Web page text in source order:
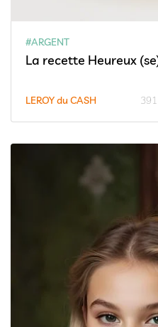
#ARGENT
La recette Heureux
LEROY du CASH